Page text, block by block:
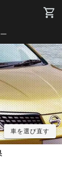
車を選び直す